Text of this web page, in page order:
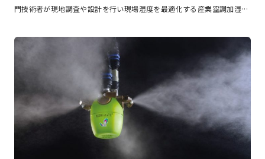
門技術者が現地調査や設計を行い現場湿度を最適化する産業空調加湿…